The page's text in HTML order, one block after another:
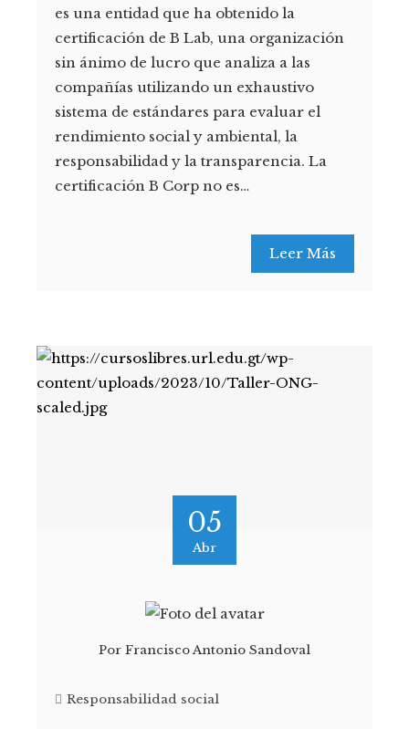
es una entidad que ha obtenido la
certificación de B Lab, una organización
sin ánimo de lucro que analiza a las
compañías utilizando un exhaustivo
sistema de estándares para evaluar el
rendimiento social y ambiental, la
responsabilidad y la transparencia. La
certificación B Corp no es…
Leer Más
05
Abr
Por Francisco Antonio Sandoval
Responsabilidad social